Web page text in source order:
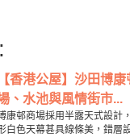
【香港公屋】沙田博
、水池與風情街市...
康邨商場採用半露天式設計
白色天幕甚具線條美，錯層